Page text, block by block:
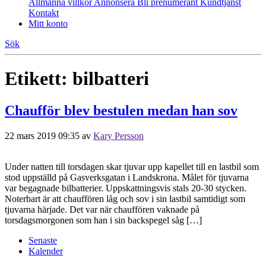
Allmänna villkorAnnonsera Bli prenumerant Kundtjänst
Kontakt
Mitt konto
Sök
Etikett: bilbatteri
Chaufför blev bestulen medan han sov
22 mars 2019 09:35 av Kary Persson
Under natten till torsdagen skar tjuvar upp kapellet till en lastbil som
stod uppställd på Gasverksgatan i Landskrona. Målet för tjuvarna
var begagnade bilbatterier. Uppskattningsvis stals 20-30 stycken.
Noterbart är att chauffören låg och sov i sin lastbil samtidigt som
tjuvarna härjade. Det var när chauffören vaknade på
torsdagsmorgonen som han i sin backspegel såg […]
Senaste
Kalender